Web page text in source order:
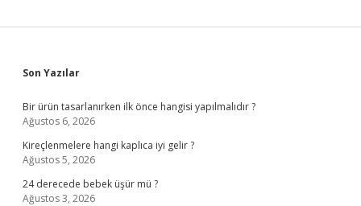
Sidebar
Son Yazılar
Bir ürün tasarlanırken ilk önce hangisi yapılmalıdır ?
Ağustos 6, 2026
Kireçlenmelere hangi kaplıca iyi gelir ?
Ağustos 5, 2026
24 derecede bebek üşür mü ?
Ağustos 3, 2026